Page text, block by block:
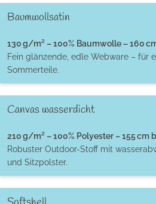
Baumwollsatin
130 g/m² – 100% Baumwolle – 160
Fein glänzende, edle Webware – für
Sommerteile.
Canvas wasserdicht
210 g/m² – 100% Polyester – 155 cm
Robuster Outdoor-Stoff mit
und Sitzpolster.